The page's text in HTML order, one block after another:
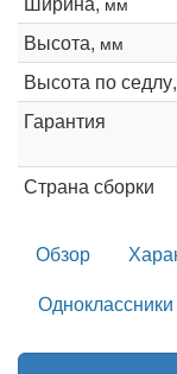
Высота, мм
Высота по седлу,
Гарантия
Страна сборки
Обзор
Одноклассники